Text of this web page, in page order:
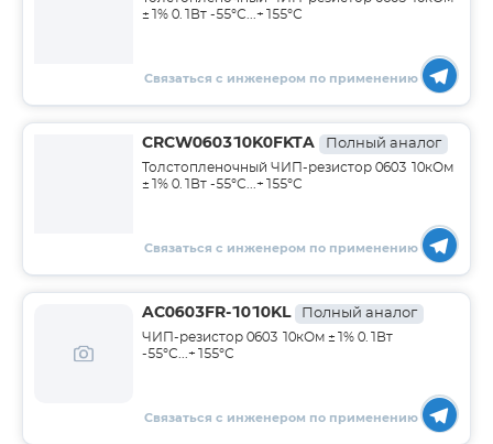
±1% 0.1Вт -55°С...+155°С
Связаться с инженером по применению
CRCW060310K0FKTA Полный аналог
Толстопленочный ЧИП-резистор 0603 10кОм
±1% 0.1Вт -55°С...+155°С
Связаться с инженером по применению
AC0603FR-1010KL Полный аналог
ЧИП-резистор 0603 10кОм ±1% 0.1Вт
-55°С...+155°С
Связаться с инженером по применению